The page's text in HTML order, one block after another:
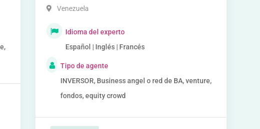
Venezuela
Idioma del experto
Español | Inglés | Francés
Tipo de agente
INVERSOR, Business angel o red de BA, venture,
fondos, equity crowd